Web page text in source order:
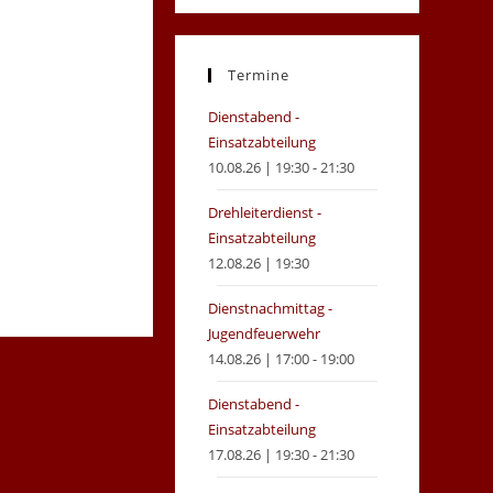
in
new
in
new
Termine
Dienstabend -
Einsatzabteilung
10.08.26 | 19:30 - 21:30
Drehleiterdienst -
Einsatzabteilung
12.08.26 | 19:30
Dienstnachmittag -
Jugendfeuerwehr
14.08.26 | 17:00 - 19:00
Dienstabend -
Einsatzabteilung
17.08.26 | 19:30 - 21:30